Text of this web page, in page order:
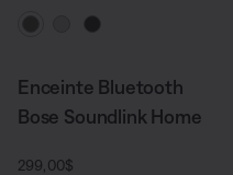
Choisissez la
Enceinte Bluetooth
Bose Soundlink Home
Prix :
299,00$